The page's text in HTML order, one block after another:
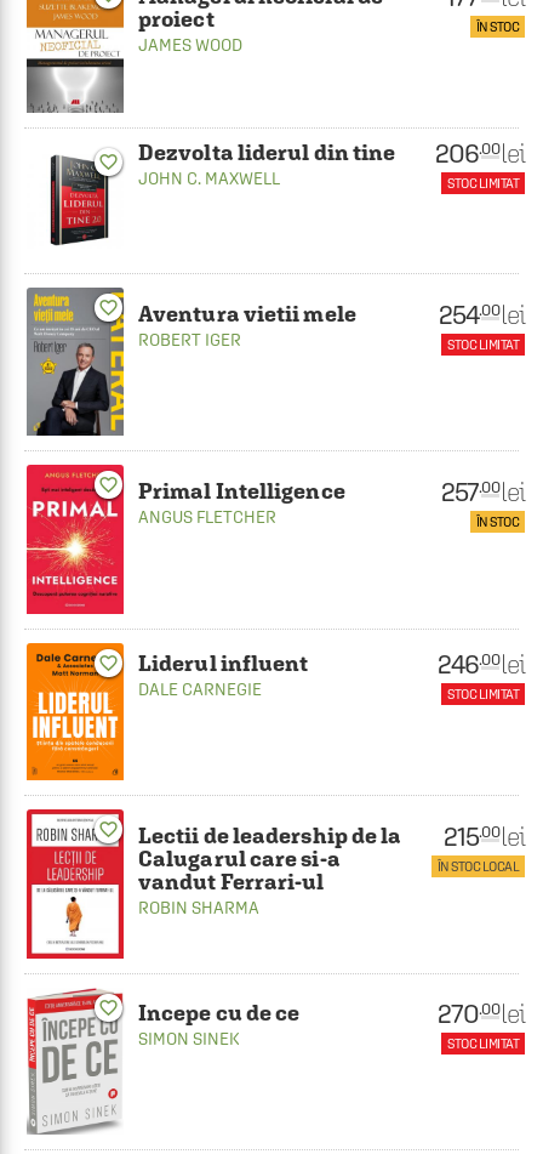
proiect
JAMES WOOD
ÎN STOC
favorite_border Dezvolta liderul din tine
JOHN C. MAXWELL
206.00 lei
STOC LIMITAT
favorite_border Aventura vietii mele
ROBERT IGER
254.00 lei
STOC LIMITAT
favorite_border Primal Intelligence
ANGUS FLETCHER
257.00 lei
ÎN STOC
favorite_border Liderul influent
DALE CARNEGIE
246.00 lei
STOC LIMITAT
favorite_border
Lectii de leadership de la
Calugarul care si-a
vandut Ferrari-ul
ROBIN SHARMA
215.00 lei
ÎN STOC LOCAL
favorite_border Incepe cu de ce
SIMON SINEK
270.00 lei
STOC LIMITAT